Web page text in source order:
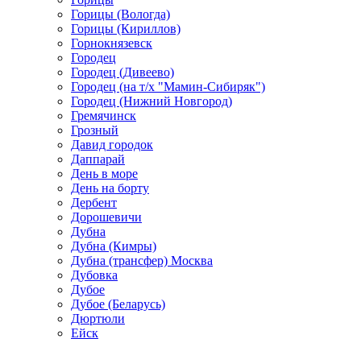
Горицы (Вологда)
Горицы (Кириллов)
Горнокнязевск
Городец
Городец (Дивеево)
Городец (на т/х "Мамин-Сибиряк")
Городец (Нижний Новгород)
Гремячинск
Грозный
Давид городок
Даппарай
День в море
День на борту
Дербент
Дорошевичи
Дубна
Дубна (Кимры)
Дубна (трансфер) Москва
Дубовка
Дубое
Дубое (Беларусь)
Дюртюли
Ейск